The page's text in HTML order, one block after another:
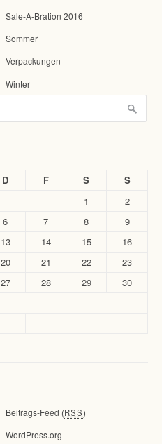
Sale-A-Bration 2016
Sommer
Verpackungen
Winter
D F S S
1
2
6 7 8
9
13 14 15
16
20 21 22
23
27 28 29
30
Beitrags-Feed (RSS)
WordPress.org